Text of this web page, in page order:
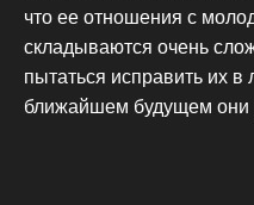
что ее отношения с
складываются очень
пытаться исправить их в
ближайшем будущем они